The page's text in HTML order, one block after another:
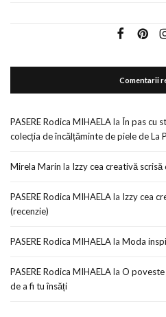
Comentarii
PASERE Rodica MIHAELAla În pas cu
colecția de încălțăminte de piele de La
Mirela Marin la Izzy cea creativă
PASERE Rodica MIHAELAla Izzy cea
(recenzie)
PASERE Rodica MIHAELAla Moda
PASERE Rodica MIHAELAla O poveste
de a fi tu însăți